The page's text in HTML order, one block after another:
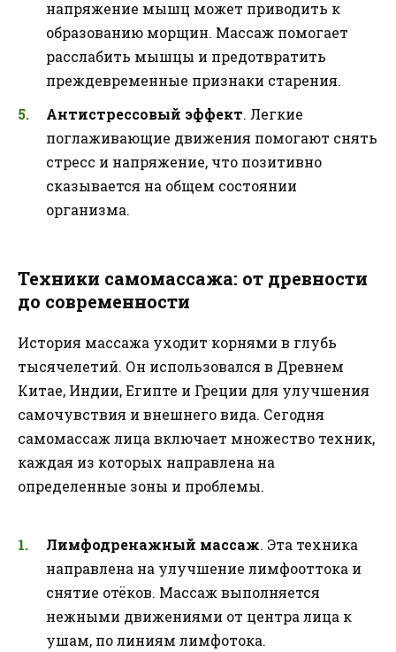
напряжение мышц может приводить к
образованию морщин. Массаж помогает
расслабить мышцы и предотвратить
преждевременные признаки старения.
Антистрессовый эффект. Легкие
поглаживающие движения помогают снять
стресс и напряжение, что позитивно
сказывается на общем состоянии
организма.
Техники самомассажа: от древности
до современности
История массажа уходит корнями в глубь
тысячелетий. Он использовался в Древнем
Китае, Индии, Египте и Греции для улучшения
самочувствия и внешнего вида. Сегодня
самомассаж лица включает множество техник,
каждая из которых направлена на
определенные зоны и проблемы.
Лимфодренажный массаж. Эта техника
направлена на улучшение лимфооттока и
снятие отёков. Массаж выполняется
нежными движениями от центра лица к
ушам, по линиям лимфотока.